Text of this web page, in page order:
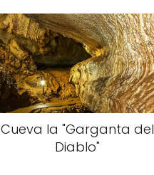
Cueva la "Garganta del
Diablo"